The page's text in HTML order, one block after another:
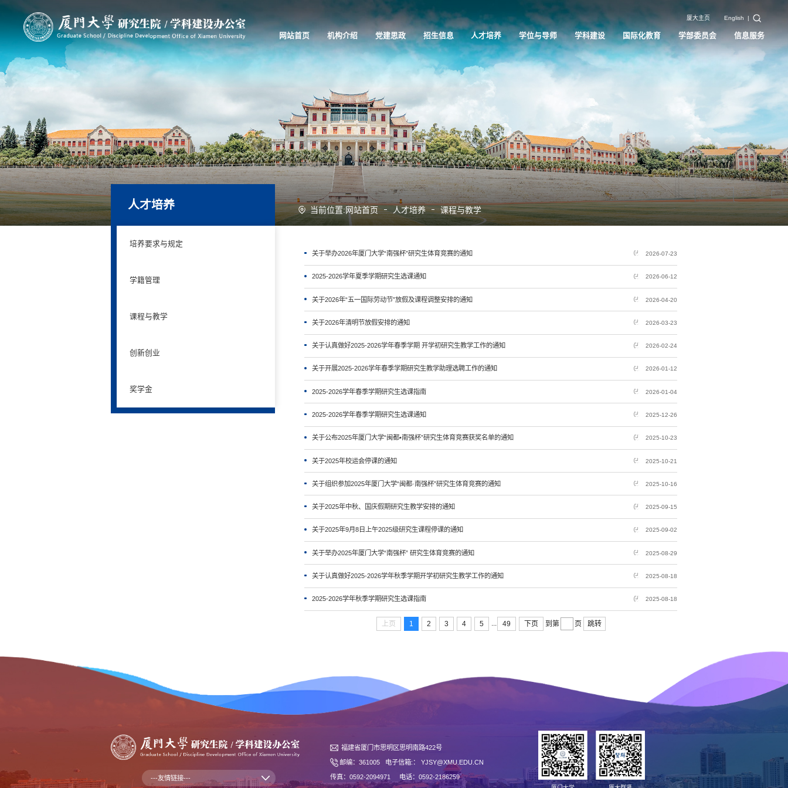
厦大主页 English |
网站首页 机构介绍 党建思政 招生信息 人才培养 学位与导师 学科建设 国际化教育 学部委员会 信息服务
当前位置:网站首页 人才培养 课程与教学
人才培养
培养要求与规定
学籍管理
课程与教学
创新创业
奖学金
关于举办2026年厦门大学“南强杯”研究生体育竞赛的通知 2026-07-23
2025-2026学年夏季学期研究生选课通知 2026-06-12
关于2026年“五一国际劳动节”放假及课程调整安排的通知 2026-04-20
关于2026年清明节放假安排的通知 2026-03-23
关于认真做好2025-2026学年春季学期 开学初研究生教学工作的通知 2026-02-24
关于开展2025-2026学年春季学期研究生教学助理选聘工作的通知 2026-01-12
2025-2026学年春季学期研究生选课指南 2026-01-04
2025-2026学年春季学期研究生选课通知 2025-12-26
关于公布2025年厦门大学“闽都•南强杯”研究生体育竞赛获奖名单的通知 2025-10-23
关于2025年校运会停课的通知 2025-10-21
关于组织参加2025年厦门大学“闽都·南强杯”研究生体育竞赛的通知 2025-10-16
关于2025年中秋、国庆假期研究生教学安排的通知 2025-09-15
关于2025年9月8日上午2025级研究生课程停课的通知 2025-09-02
关于举办2025年厦门大学“南强杯” 研究生体育竞赛的通知 2025-08-29
关于认真做好2025-2026学年秋季学期开学初研究生教学工作的通知 2025-08-18
2025-2026学年秋季学期研究生选课指南 2025-08-18
上页 1 2 3 4 5 ... 49 下页 到第 页 跳转
---友情链接---
福建省厦门市思明区思明南路422号
邮编：361005 电子信箱:： YJSY@XMU.EDU.CN
传真：0592-2094971 电话：0592-2186259